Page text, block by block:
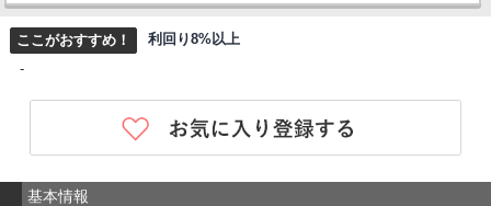
ここがおすすめ！
利回り8%以上
-
基本情報